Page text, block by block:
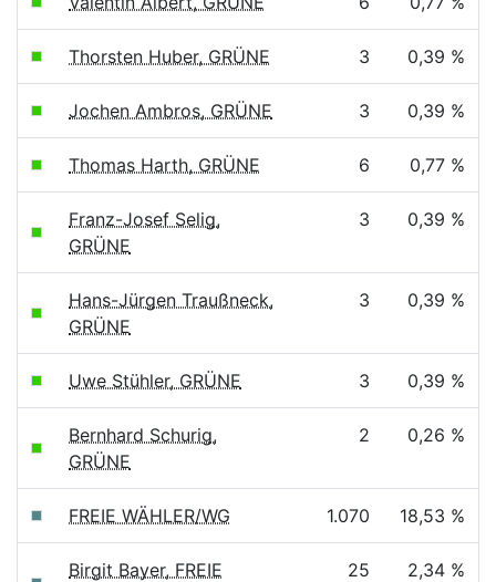
Thorsten Huber, GRÜNE 3 0,39 %
Jochen Ambros, GRÜNE 3 0,39 %
Thomas Harth, GRÜNE 6 0,77 %
Franz-Josef Selig,
GRÜNE
3 0,39 %
Hans-Jürgen Traußneck,
GRÜNE
3 0,39 %
Uwe Stühler, GRÜNE 3 0,39 %
Bernhard Schurig,
GRÜNE
2 0,26 %
FREIE WÄHLER/WG 1.070 18,53 %
Birgit Bayer, FREIE
25 2,34 %